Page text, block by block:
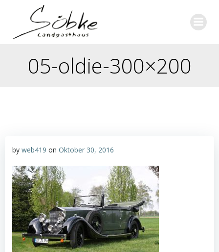
05-oldie-300×200
by web419 on Oktober 30, 2016